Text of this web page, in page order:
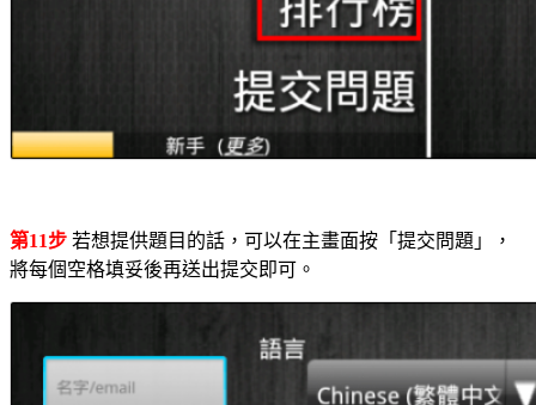
第11步 若想提供題目的話，可以在主畫面按「提交問題」，
將每個空格填妥後再送出提交即可。